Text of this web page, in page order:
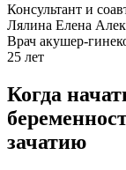
Консультант и
Лялина Елена
Врач акушер-
25 лет
Когда
зачатию